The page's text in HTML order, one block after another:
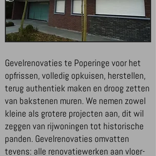
Gevelrenovaties te Poperinge voor het
opfrissen, volledig opkuisen, herstellen,
terug authentiek maken en droog zetten
van bakstenen muren. We nemen zowel
kleine als grotere projecten aan, dit wil
zeggen van rijwoningen tot historische
panden. Gevelrenovaties omvatten
tevens: alle renovatiewerken aan vloer-